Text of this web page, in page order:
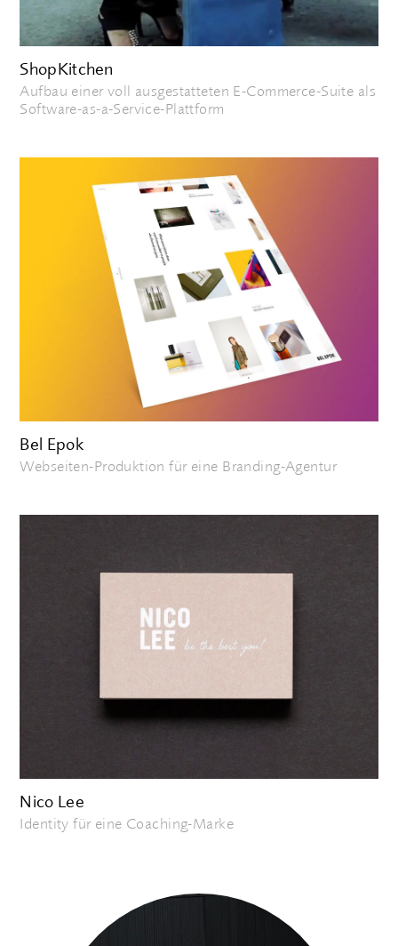
ShopKitchen
Aufbau einer voll ausgestatteten E-Commerce-Suite als
Software-as-a-Service-Plattform
Bel Epok
Webseiten-Produktion für eine Branding-Agentur
Nico Lee
Identity für eine Coaching-Marke